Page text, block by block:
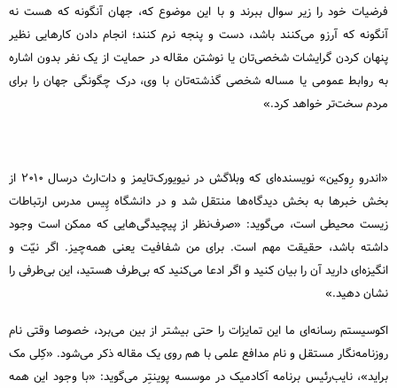
فرضیات خود را زیر سوال ببرند و با این موضوع که، جهان آنگونه که هست نه
آنگونه که آرزو می‌کنند باشد، دست و پنجه نرم کنند؛ انجام دادن کارهایی نظیر
پنهان کردن گرایشات شخصی‌تان یا نوشتن مقاله در حمایت از یک نفر بدون اشاره
به روابط عمومی یا مساله شخصی گذشته‌تان با وی، درک چگونگی جهان را برای
مردم سخت‌تر خواهد کرد.»
«اندرو رِوکین» نویسنده‌ای که وبلاگش در نیویورک‌تایمز و دات‌ارث درسال 2010 از
بخش خبرها به بخش دیدگاه‌ها منتقل شد و در دانشگاه پِیس مدرس ارتباطات
زیست محیطی است، می‌گوید: «صرف‌نظر از پیچیدگی‌هایی که ممکن است وجود
داشته باشد، حقیقت مهم است. برای من شفافیت یعنی همه‌چیز. اگر نیّت و
انگیزه‌ای دارید آن را بیان کنید و اگر ادعا می‌کنید که بی‌طرف هستید، این بی‌طرفی را
نشان دهید.»
اکوسیستم رسانه‌ای ما این تمایزات را حتی بیشتر از بین می‌برد، خصوصا وقتی نام
روزنامه‌نگار مستقل و نام مدافع علمی با هم روی یک مقاله ذکر می‌شود. «کِلی مک
براید»، نایب‌رئیس برنامه آکادمیک در موسسه پوینتِر می‌گوید: «با وجود این همه